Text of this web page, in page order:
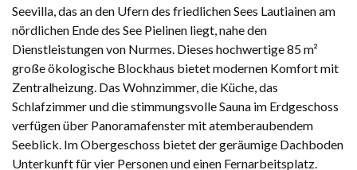
Seevilla, das an den Ufern des friedlichen Sees Lautiainen am
nördlichen Ende des See Pielinen liegt, nahe den
Dienstleistungen von Nurmes. Dieses hochwertige 85 m²
große ökologische Blockhaus bietet modernen Komfort mit
Zentralheizung. Das Wohnzimmer, die Küche, das
Schlafzimmer und die stimmungsvolle Sauna im Erdgeschoss
verfügen über Panoramafenster mit atemberaubendem
Seeblick. Im Obergeschoss bietet der geräumige Dachboden
Unterkunft für vier Personen und einen Fernarbeitsplatz.